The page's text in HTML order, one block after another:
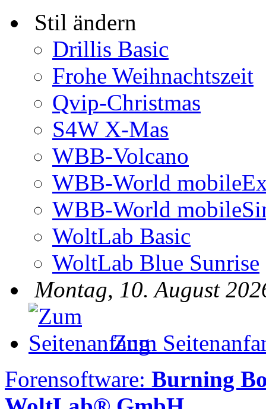
Stil ändern
Drillis Basic
Frohe Weihnachtszeit
Qvip-Christmas
S4W X-Mas
WBB-Volcano
WBB-World
WBB-World
WoltLab Basic
WoltLab Blue Sunrise
Montag, 10. August
Zum
Forensoftware: Burning